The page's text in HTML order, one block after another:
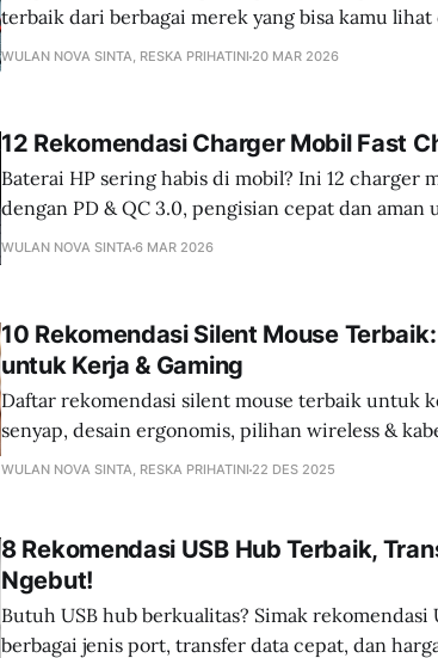
terbaik dari berbagai merek yang bisa kamu
WULAN NOVA SINTA, RESKA PRIHATINI 20 MAR 2026
12 Rekomendasi Charger Mobil Fast
Baterai HP sering habis di mobil? Ini 12 charger
dengan PD & QC 3.0, pengisian cepat dan aman
WULAN NOVA SINTA6 MAR 2026
10 Rekomendasi Silent Mouse
untuk Kerja & Gaming
Daftar rekomendasi silent mouse terbaik untuk
senyap, desain ergonomis, pilihan wireless &
seharian.
WULAN NOVA SINTA, RESKA PRIHATINI 22 DES 2025
8 Rekomendasi USB Hub Terbaik,
Ngebut!
Butuh USB hub berkualitas? Simak rekomendasi
berbagai jenis port, transfer data cepat, dan